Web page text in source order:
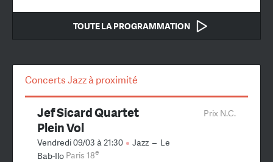
TOUTE LA PROGRAMMATION
Concerts Jazz à proximité
Prix N.C.
Jef Sicard Quartet
Plein Vol
Vendredi 09/03 à 21:30 Jazz – Le
Bab-Ilo Paris 18e